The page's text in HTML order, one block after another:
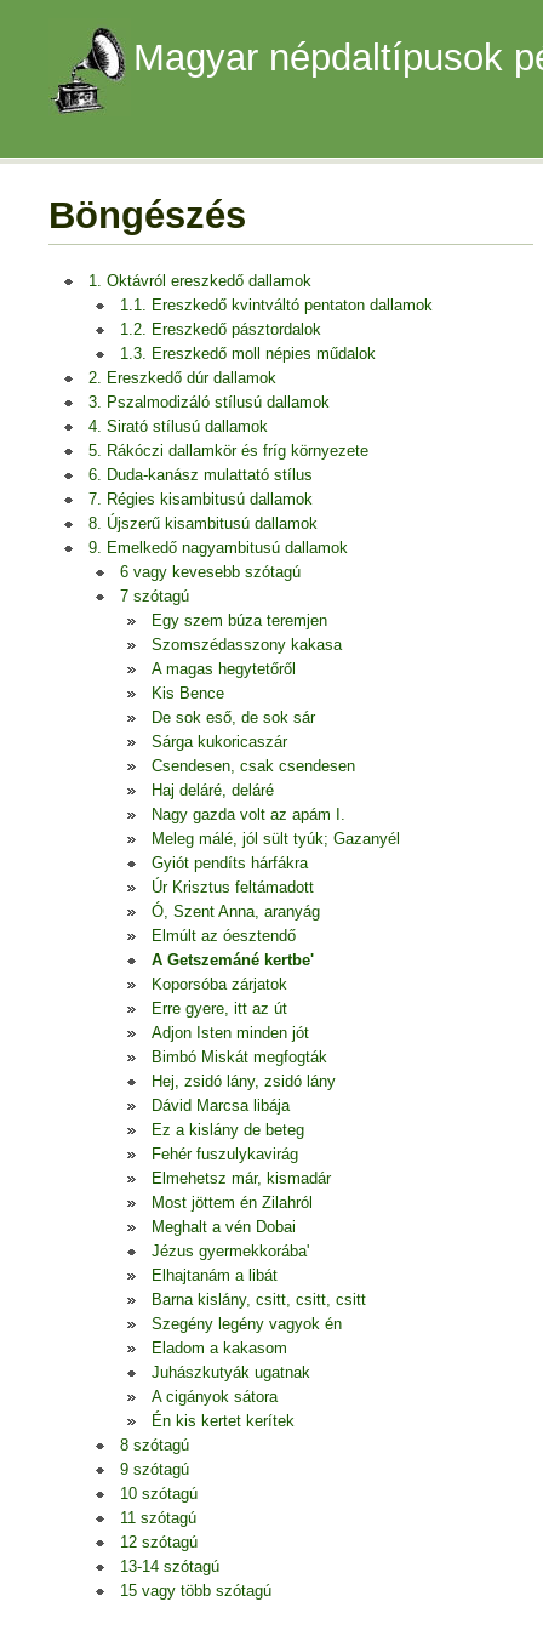
Magyar népdaltípusok
Böngészés
1. Oktávról ereszkedő dallamok
1.1. Ereszkedő kvintváltó pentaton dallamok
1.2. Ereszkedő pásztordalok
1.3. Ereszkedő moll népies műdalok
2. Ereszkedő dúr dallamok
3. Pszalmodizáló stílusú dallamok
4. Sirató stílusú dallamok
5. Rákóczi dallamkör és fríg környezete
6. Duda-kanász mulattató stílus
7. Régies kisambitusú dallamok
8. Újszerű kisambitusú dallamok
9. Emelkedő nagyambitusú dallamok
6 vagy kevesebb szótagú
7 szótagú
Egy szem búza teremjen
Szomszédasszony kakasa
A magas hegytetőről
Kis Bence
De sok eső, de sok sár
Sárga kukoricaszár
Csendesen, csak csendesen
Haj deláré, deláré
Nagy gazda volt az apám I.
Meleg málé, jól sült tyúk; Gazanyél
Gyiót pendíts hárfákra
Úr Krisztus feltámadott
Ó, Szent Anna, aranyág
Elmúlt az óesztendő
A Getszemáné kertbe'
Koporsóba zárjatok
Erre gyere, itt az út
Adjon Isten minden jót
Bimbó Miskát megfogták
Hej, zsidó lány, zsidó lány
Dávid Marcsa libája
Ez a kislány de beteg
Fehér fuszulykavirág
Elmehetsz már, kismadár
Most jöttem én Zilahról
Meghalt a vén Dobai
Jézus gyermekkorába'
Elhajtanám a libát
Barna kislány, csitt, csitt, csitt
Szegény legény vagyok én
Eladom a kakasom
Juhászkutyák ugatnak
A cigányok sátora
Én kis kertet kerítek
8 szótagú
9 szótagú
10 szótagú
11 szótagú
12 szótagú
13-14 szótagú
15 vagy több szótagú